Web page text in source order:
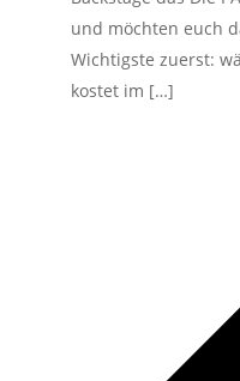
und möchten euch
Wichtigste zuerst:
kostet im […]